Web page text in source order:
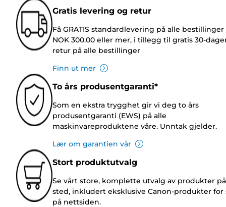
Gratis levering og retur
Få GRATIS standardlevering på alle bestillinger
NOK 300.00 eller mer, i tillegg til gratis 30-
retur på alle bestillinger
Finn ut mer
To års produsentgaranti*
Som en ekstra trygghet gir vi deg to års
produsentgaranti (EWS) på alle
maskinvareproduktene våre. Unntak gjelder.
Lær om garantien vår
Stort produktutvalg
Se vårt store, komplette utvalg av produkter
sted, inkludert eksklusive Canon-produkter for
på nettsiden.